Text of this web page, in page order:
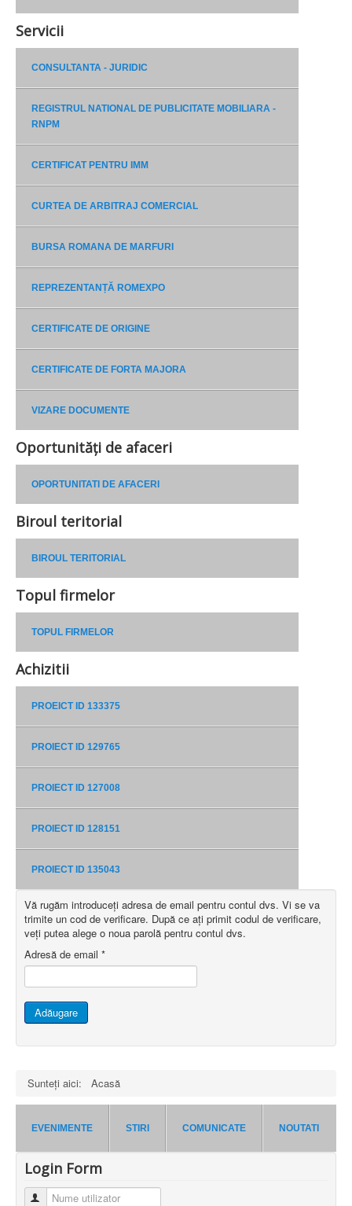
Servicii
CONSULTANTA - JURIDIC
REGISTRUL NATIONAL DE PUBLICITATE MOBILIARA -
RNPM
CERTIFICAT PENTRU IMM
CURTEA DE ARBITRAJ COMERCIAL
BURSA ROMANA DE MARFURI
REPREZENTANȚĂ ROMEXPO
CERTIFICATE DE ORIGINE
CERTIFICATE DE FORTA MAJORA
VIZARE DOCUMENTE
Oportunități de afaceri
OPORTUNITATI DE AFACERI
Biroul teritorial
BIROUL TERITORIAL
Topul firmelor
TOPUL FIRMELOR
Achizitii
PROEICT ID 133375
PROIECT ID 129765
PROIECT ID 127008
PROIECT ID 128151
PROIECT ID 135043
Vă rugăm introduceți adresa de email pentru contul dvs. Vi se va
trimite un cod de verificare. După ce ați primit codul de verificare,
veți putea alege o noua parolă pentru contul dvs.
Adresă de email *
Adăugare
Sunteți aici: Acasă
EVENIMENTE STIRI COMUNICATE NOUTATI
Login Form
Nume utilizator